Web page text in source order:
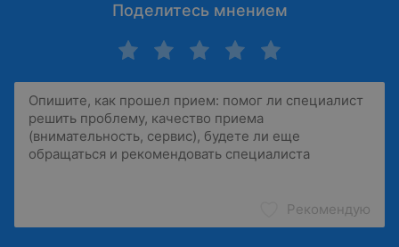
Поделитесь мнением
Рекомендую